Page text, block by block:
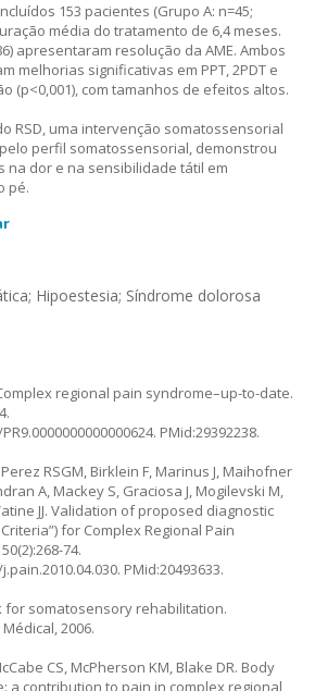
153 pacientes (Grupo A: n=45;
média do tratamento de 6,4 meses.
apresentaram resolução da AME. Ambos
melhorias significativas em PPT, 2PDT e
(p<0,001), com tamanhos de efeitos altos.
RSD, uma intervenção somatossensorial
perfil somatossensorial, demonstrou
na dor e na sensibilidade tátil em
pé.
Hipoestesia; Síndrome dolorosa
regional pain syndrome–up-to-date.
. PMid:29392238.
RSGM, Birklein F, Marinus J, Maihofner
A, Mackey S, Graciosa J, Mogilevski M,
JJ. Validation of proposed diagnostic
for Complex Regional Pain
74.
. PMid:20493633.
for somatosensory rehabilitation.
2006.
CS, McPherson KM, Blake DR. Body
a contribution to pain in complex regional